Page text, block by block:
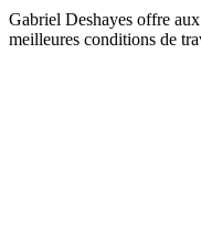
Gabriel Deshayes offre
meilleures conditions de